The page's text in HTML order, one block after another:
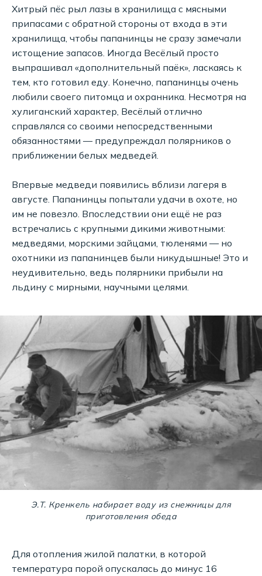
Хитрый пёс рыл лазы в хранилища с мясными
припасами с обратной стороны от входа в эти
хранилища, чтобы папанинцы не сразу замечали
истощение запасов. Иногда Весёлый просто
выпрашивал «дополнительный паёк», ласкаясь к
тем, кто готовил еду. Конечно, папанинцы очень
любили своего питомца и охранника. Несмотря на
хулиганский характер, Весёлый отлично
справлялся со своими непосредственными
обязанностями — предупреждал полярников о
приближении белых медведей.
Впервые медведи появились вблизи лагеря в
августе. Папанинцы попытали удачи в охоте, но
им не повезло. Впоследствии они ещё не раз
встречались с крупными дикими животными:
медведями, морскими зайцами, тюленями — но
охотники из папанинцев были никудышные! Это и
неудивительно, ведь полярники прибыли на
льдину с мирными, научными целями.
Э.Т. Кренкель набирает воду из снежницы для
приготовления обеда
Для отопления жилой палатки, в которой
температура порой опускалась до минус 16